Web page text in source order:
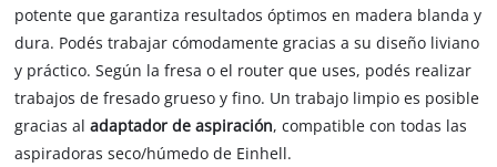
potente que garantiza resultados óptimos en madera blanda y
dura. Podés trabajar cómodamente gracias a su diseño liviano
y práctico. Según la fresa o el router que uses, podés realizar
trabajos de fresado grueso y fino. Un trabajo limpio es posible
gracias aladaptador de aspiración, compatible con todas las
aspiradoras seco/húmedo de Einhell.